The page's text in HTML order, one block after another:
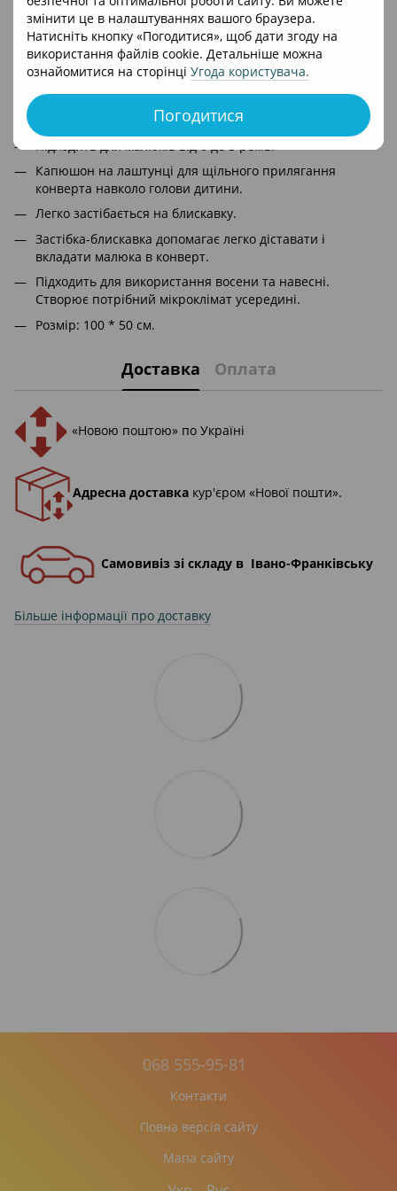
змінити це в налаштуваннях вашого браузера.
Натисніть кнопку «Погодитися», щоб дати згоду на
використання файлів cookie. Детальніше можна
ознайомитися на сторінці Угода користувача.
Погодитися
загортає голову дитини для додаткового комфорту та
тепла.
Підходить під 5-точковий ремінь безпеки.
Особливості зимового конверту Bair Polar:
Капюшон на лаштунці для щільного прилягання
конверта навколо голови дитини.
Легко застібається на блискавку.
Застібка-блискавка допомагає легко діставати і
вкладати малюка в конверт.
Підходить для використання восени та навесні.
Створює потрібний мікроклімат усередині.
Розмір: 100 * 50 см.
Доставка Оплата
«Новою поштою» по Україні
Адресна доставка кур'єром «Нової пошти».
Самовивіз зі складу в Івано-Франківську
Більше інформації про доставку
068 555-95-81
Контакти
Повна версія сайту
Мапа сайту